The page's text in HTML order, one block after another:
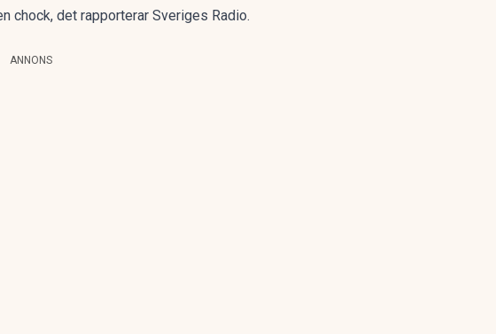
chock, det rapporterar Sveriges Radio.
ANNONS